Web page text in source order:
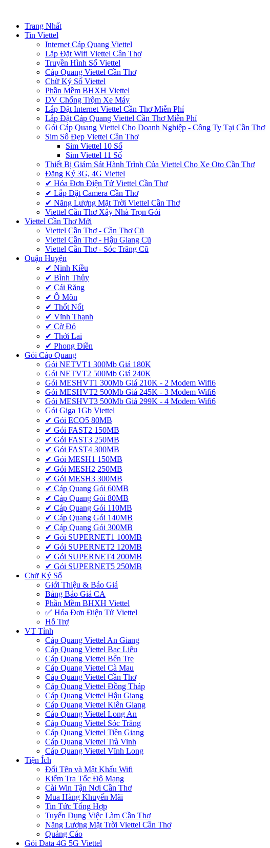
Trang Nhất
Tin Viettel
Internet Cáp Quang Viettel
Lắp Đặt Wifi Viettel Cần Thơ
Truyền Hình Số Viettel
Cáp Quang Viettel Cần Thơ
Chữ Ký Số Viettel
Phần Mềm BHXH Viettel
DV Chống Trộm Xe Máy
Lắp Đặt Internet Viettel Cần Thơ Miễn Phí
Lắp Đặt Cáp Quang Viettel Cần Thơ Miễn Phí
Gói Cáp Quang Viettel Cho Doanh Nghiệp - Công Ty Tại Cần Thơ
Sim Số Đẹp Viettel Cần Thơ
Sim Viettel 10 Số
Sim Viettel 11 Số
Thiết Bị Giám Sát Hành Trình Của Viettel Cho Xe Oto Cần Thơ
Đăng Ký 3G, 4G Viettel
✔‎ Hóa Đơn Điện Tử Viettel Cần Thơ
✔‎ Lắp Đặt Camera Cần Thơ
✔‎ Năng Lượng Mặt Trời Viettel Cần Thơ
Viettel Cần Thơ Xây Nhà Trọn Gói
Viettel Cần Thơ Mới
Viettel Cần Thơ - Cần Thơ Cũ
Viettel Cần Thơ - Hậu Giang Cũ
Viettel Cần Thơ - Sóc Trăng Cũ
Quận Huyện
✔ Ninh Kiều
✔ Bình Thủy
✔ Cái Răng
✔ Ô Môn
✔ Thốt Nốt
✔ Vĩnh Thạnh
✔ Cờ Đỏ
✔ Thới Lai
✔ Phong Điền
Gói Cáp Quang
Gói NETVT1 300Mb Giá 180K
Gói NETVT2 500Mb Giá 240K
Gói MESHVT1 300Mb Giá 210K - 2 Modem Wifi6
Gói MESHVT2 500Mb Giá 245K - 3 Modem Wifi6
Gói MESHVT3 500Mb Giá 299K - 4 Modem Wifi6
Gói Giga 1Gb Viettel
✔ Gói ECO5 80MB
✔ Gói FAST2 150MB
✔ Gói FAST3 250MB
✔ Gói FAST4 300MB
✔ Gói MESH1 150MB
✔ Gói MESH2 250MB
✔ Gói MESH3 300MB
✔ Cáp Quang Gói 60MB
✔ Cáp Quang Gói 80MB
✔ Cáp Quang Gói 110MB
✔ Cáp Quang Gói 140MB
✔ Cáp Quang Gói 300MB
✔ Gói SUPERNET1 100MB
✔ Gói SUPERNET2 120MB
✔ Gói SUPERNET4 200MB
✔ Gói SUPERNET5 250MB
Chữ Ký Số
Giới Thiệu & Báo Giá
Bảng Báo Giá CA
Phần Mềm BHXH Viettel
✅‎ Hóa Đơn Điện Tử Viettel
Hỗ Trợ
VT Tỉnh
Cáp Quang Viettel An Giang
Cáp Quang Viettel Bạc Liêu
Cáp Quang Viettel Bến Tre
Cáp Quang Viettel Cà Mau
Cáp Quang Viettel Cần Thơ
Cáp Quang Viettel Đồng Tháp
Cáp Quang Viettel Hậu Giang
Cáp Quang Viettel Kiên Giang
Cáp Quang Viettel Long An
Cáp Quang Viettel Sóc Trăng
Cáp Quang Viettel Tiền Giang
Cáp Quang Viettel Trà Vinh
Cáp Quang Viettel Vĩnh Long
Tiện Ích
Đổi Tên và Mật Khẩu Wifi
Kiểm Tra Tốc Độ Mạng
Cài Win Tận Nơi Cần Thơ
Mua Hàng Khuyến Mãi
Tin Tức Tổng Hợp
Tuyển Dụng Việc Làm Cần Thơ
Năng Lượng Mặt Trời Viettel Cần Thơ
Quảng Cáo
Gói Data 4G 5G Viettel